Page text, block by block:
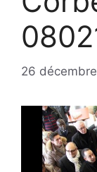
26